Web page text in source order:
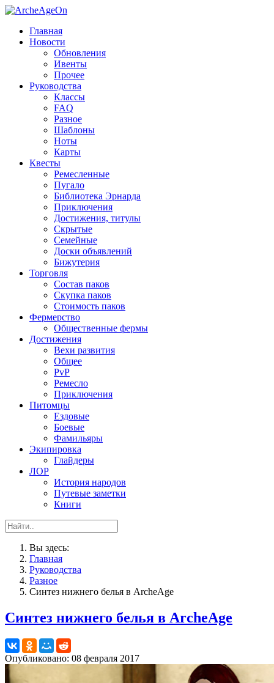
Главная
Новости
Обновления
Ивенты
Прочее
Руководства
Классы
FAQ
Разное
Шаблоны
Ноты
Карты
Квесты
Ремесленные
Пугало
Библиотека Эрнарда
Приключения
Достижения, титулы
Скрытые
Семейные
Доски объявлений
Бижутерия
Торговля
Состав паков
Скупка паков
Стоимость паков
Фермерство
Общественные фермы
Достижения
Вехи развития
Общее
PvP
Ремесло
Приключения
Питомцы
Ездовые
Боевые
Фамильяры
Экипировка
Глайдеры
ЛОР
История народов
Путевые заметки
Книги
Вы здесь:
Главная
Руководства
Разное
Синтез нижнего белья в ArcheAge
Синтез нижнего белья в ArcheAge
Опубликовано: 08 февраля 2017